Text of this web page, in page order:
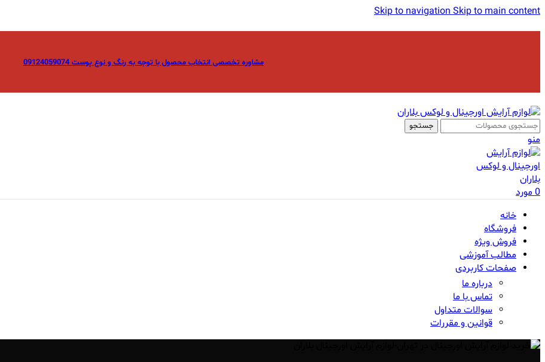
Skip to navigationSkip to main content
مشاوره تخصصی انتخاب محصول با توجه به رنگ و نوع پوست 09124059074
جستجو
منو
0مورد
خانه
فروشگاه
فروش ویژه
مطالب آموزشی
صفحات کاربردی
درباره ما
تماس با ما
سوالات متداول
قوانین و مقررات